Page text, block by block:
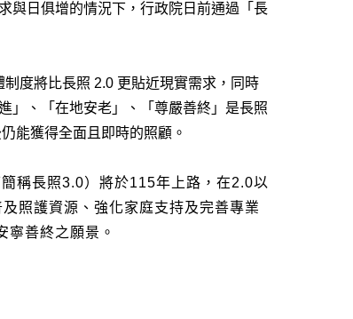
與日俱增的情況下，行政院日前通過「長
制度將比長照 2.0 更貼近現實需求 ，同時
進」、「在地安老」、「尊嚴善終」是長照
能獲得全面且即時的照顧。
簡稱長照3.0）將於115年上路，在2.0以
及照護資源、強化家庭支持及完善專業
寧善終之願景。